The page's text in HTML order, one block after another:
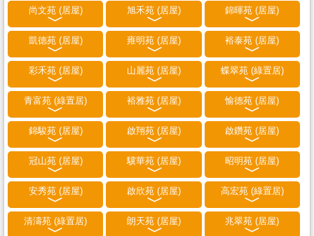
尚文苑 (居屋) 旭禾苑 (居屋) 錦暉苑 (居屋)
凱德苑 (居屋) 雍明苑 (居屋) 裕泰苑 (居屋)
彩禾苑 (居屋) 山麗苑 (居屋) 蝶翠苑 (綠置居)
青富苑 (綠置居) 裕雅苑 (居屋) 愉德苑 (居屋)
錦駿苑 (居屋) 啟翔苑 (居屋) 啟鑽苑 (居屋)
冠山苑 (居屋) 驥華苑 (居屋) 昭明苑 (居屋)
安秀苑 (居屋) 啟欣苑 (居屋) 高宏苑 (綠置居)
清濤苑 (綠置居) 朗天苑 (居屋) 兆翠苑 (居屋)